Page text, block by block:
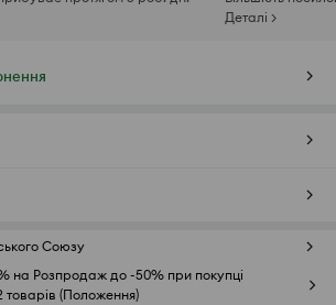
Деталі >
Союзу
на Розпродаж до -50% при покупці
(Положення)